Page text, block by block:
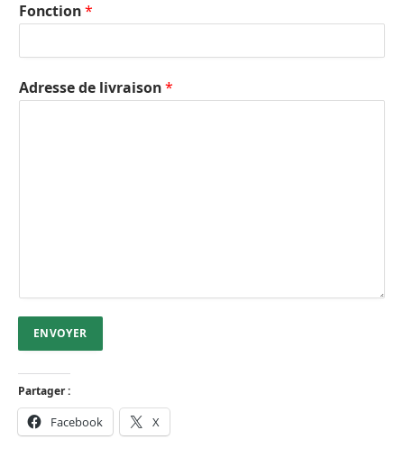
Fonction*
Adresse de livraison*
ENVOYER
Partager :
Facebook X